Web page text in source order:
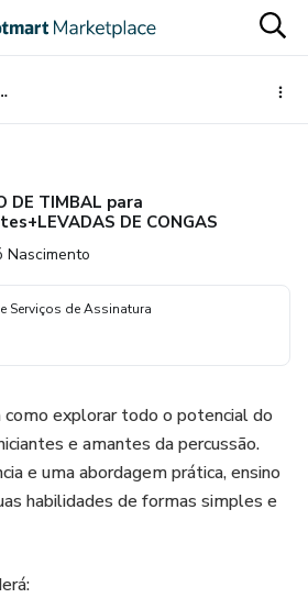
DE CONGAS
DE TIMBAL para
DE CONGAS
Nascimento
Serviços de Assinatura
como explorar todo o potencial do
e amantes da percussão.
e uma abordagem prática, ensino
habilidades de formas simples e